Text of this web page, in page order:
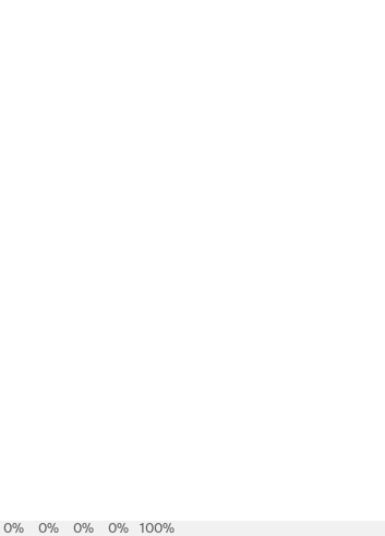
0% 0% 0% 0% 100%